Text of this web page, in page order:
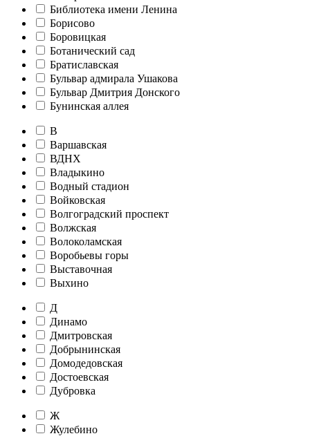
Библиотека имени Ленина
Борисово
Боровицкая
Ботанический сад
Братиславская
Бульвар адмирала Ушакова
Бульвар Дмитрия Донского
Бунинская аллея
В
Варшавская
ВДНХ
Владыкино
Водный стадион
Войковская
Волгоградский проспект
Волжская
Волоколамская
Воробьевы горы
Выставочная
Выхино
Д
Динамо
Дмитровская
Добрынинская
Домодедовская
Достоевская
Дубровка
Ж
Жулебино